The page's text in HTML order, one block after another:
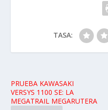
TASA:
PRUEBA KAWASAKI
VERSYS 1100 SE: LA
MEGATRAIL MEGARUTERA